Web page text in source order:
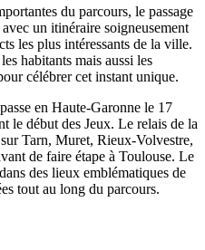
du parcours, le passage
un itinéraire soigneusement
les plus intéressants de la ville.
habitants mais aussi les
célébrer cet instant unique.
en Haute-Garonne le 17
le début des Jeux. Le relais de la
Tarn, Muret, Rieux-Volvestre,
de faire étape à Toulouse. Le
des lieux emblématiques de
tout au long du parcours.